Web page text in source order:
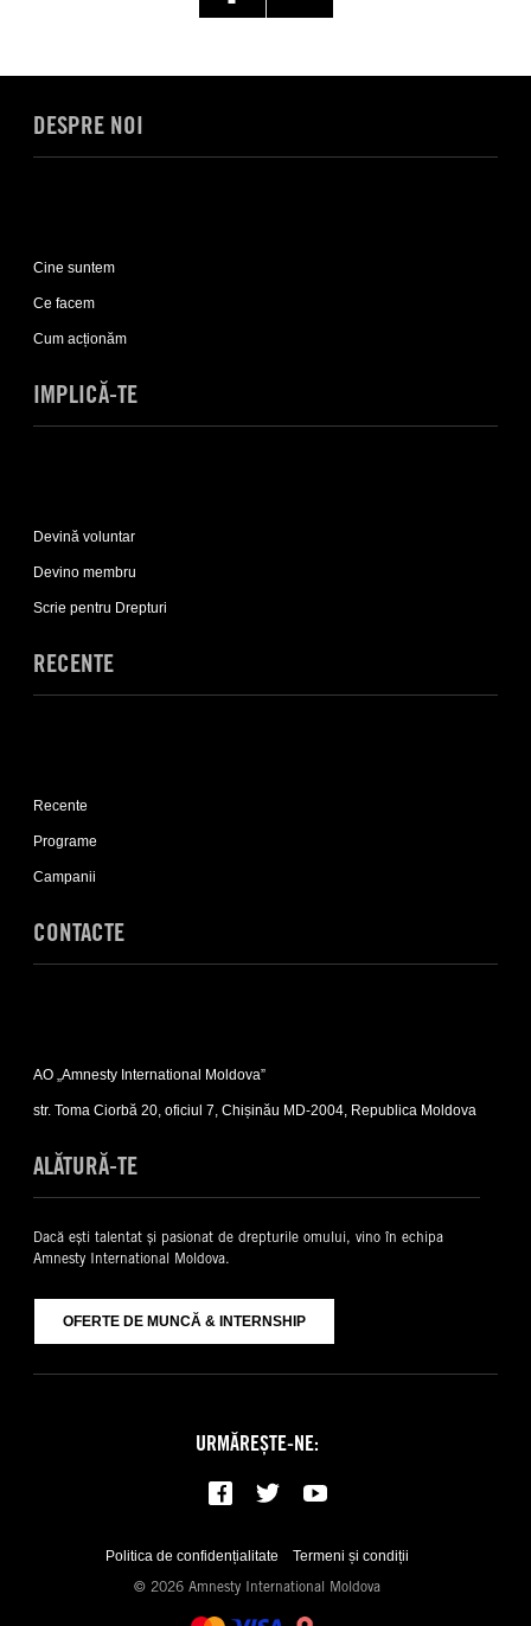
DESPRE NOI
Despre
noi
sub-
list
Cine suntem
Ce facem
Cum acționăm
IMPLICĂ-TE
Implică-
te
sub-
list
Devină voluntar
Devino membru
Scrie pentru Drepturi
RECENTE
Recente
sub-
list
Recente
Programe
Campanii
CONTACTE
Contacte
sub-
list
AO „Amnesty International Moldova”
str. Toma Ciorbă 20, oficiul 7, Chișinău MD-2004, Republica Moldova
ALĂTURĂ-TE
Dacă ești talentat și pasionat de drepturile omului, vino în echipa
Amnesty International Moldova.
OFERTE DE MUNCĂ & INTERNSHIP
Politica de confidențialitate Termeni și condiții
© 2026 Amnesty International Moldova
URMĂREȘTE-NE: